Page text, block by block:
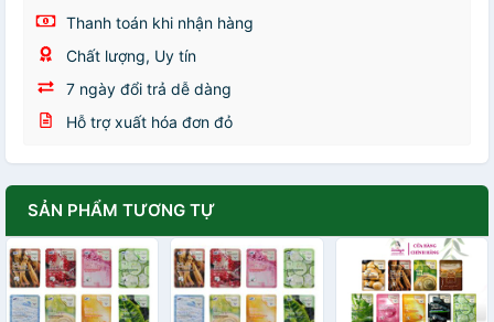
Thanh toán khi nhận hàng
Chất lượng, Uy tín
7 ngày đổi trả dễ dàng
Hỗ trợ xuất hóa đơn đỏ
SẢN PHẨM TƯƠNG TỰ